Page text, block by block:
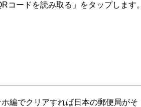
コードを読み取る」をタップします。
編でクリアすれば日本の郵便局がそ